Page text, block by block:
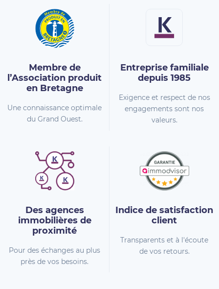
Membre de
l’Association produit
en Bretagne
Une connaissance optimale
du Grand Ouest.
Entreprise familiale
depuis 1985
Exigence et respect de nos
engagements sont nos
valeurs.
Des agences
immobilières de
proximité
Pour des échanges au plus
près de vos besoins.
Indice de satisfaction
client
Transparents et à l'écoute
de vos retours.